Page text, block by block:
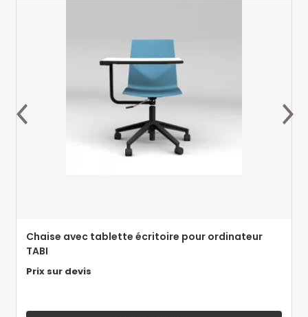
Chaise avec tablette écritoire pour ordinateur
TABI
Prix sur devis